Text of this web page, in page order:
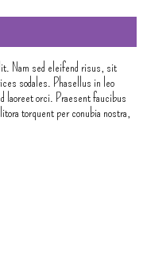
Nam sed eleifend risus, sit
sodales. Phasellus in leo
laoreet orci. Praesent faucibus
torquent per conubia nostra,